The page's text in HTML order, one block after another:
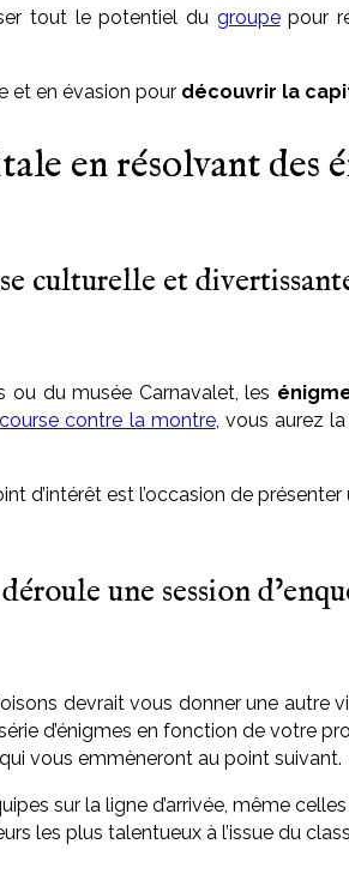
tout le potentiel du groupepour
et en évasion pour découvrir la
en résolvant des
culturelle et
ou du musée Carnavalet, les
course contre la montre, vous aurez
d’intérêt est l’occasion de
une session
devrait vous donner une autre
d’énigmes en fonction de votre
vous emmèneront au point suivant.
sur la ligne d’arrivée, même
les plus talentueux à l’issue du